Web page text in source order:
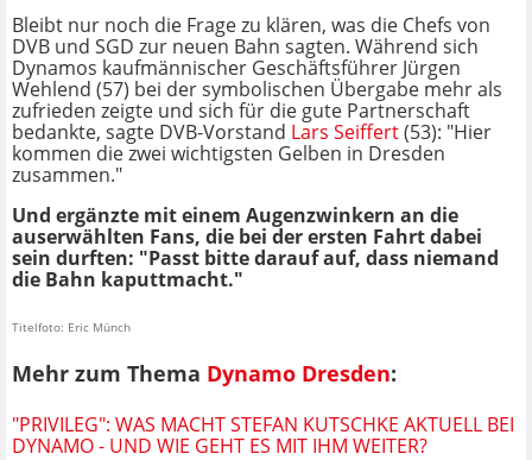
Bleibt nur noch die Frage zu klären, was die Chefs von
DVB und SGD zur neuen Bahn sagten. Während sich
Dynamos kaufmännischer Geschäftsführer Jürgen
Wehlend (57) bei der symbolischen Übergabe mehr als
zufrieden zeigte und sich für die gute Partnerschaft
bedankte, sagte DVB-Vorstand Lars Seiffert(53): "Hier
kommen die zwei wichtigsten Gelben in Dresden
zusammen."
Und ergänzte mit einem Augenzwinkern an die
auserwählten Fans, die bei der ersten Fahrt dabei
sein durften: "Passt bitte darauf auf, dass niemand
die Bahn kaputtmacht."
Titelfoto: Eric Münch
Mehr zum Thema Dynamo Dresden:
"PRIVILEG": WAS MACHT STEFAN KUTSCHKE AKTUELL BEI
DYNAMO - UND WIE GEHT ES MIT IHM WEITER?